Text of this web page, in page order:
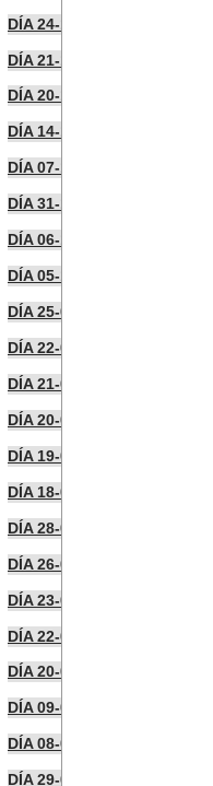
DÍA 24-11-2023
DÍA 21-11-2023
DÍA 20-11-2023
DÍA 14-11-2023
DÍA 07-11-2023
DÍA 31-10-2023
DÍA 06-10-2023
DÍA 05-10-2023
DÍA 25-09-2023
DÍA 22-09-2023
DÍA 21-09-2023
DÍA 20-09-2023
DÍA 19-09-2023
DÍA 18-09-2023
DÍA 28-06-2023
DÍA 26-06-2023
DÍA 23-06-2023
DÍA 22-06-2023
DÍA 20-06-2023
DÍA 09-06-2023
DÍA 08-06-2023
DÍA 29-05-2023